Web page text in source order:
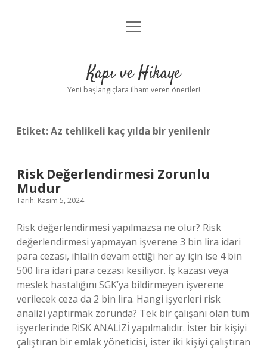
Anasayfa
Yasal Uyarı
menüyü
Kapı ve Hikaye
Yeni başlangıçlara ilham veren öneriler!
Etiket:Az tehlikeli kaç yılda bir yenilenir
Risk Değerlendirmesi Zorunlu
Mudur
Tarih: Kasım 5, 2024
Risk değerlendirmesi yapılmazsa ne olur? Risk
değerlendirmesi yapmayan işverene 3 bin lira idari
para cezası, ihlalin devam ettiği her ay için ise 4 bin
500 lira idari para cezası kesiliyor. İş kazası veya
meslek hastalığını SGK’ya bildirmeyen işverene
verilecek ceza da 2 bin lira. Hangi işyerleri risk
analizi yaptırmak zorunda? Tek bir çalışanı olan tüm
işyerlerinde RİSK ANALİZİ yapılmalıdır. İster bir kişiyi
çalıştıran bir emlak yöneticisi, ister iki kişiyi çalıştıran